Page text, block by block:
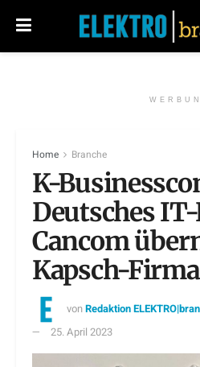
Home Branche
K-
Deutsches
Cancom
Kapsch-Firma
vonRedaktion
25. April 2023